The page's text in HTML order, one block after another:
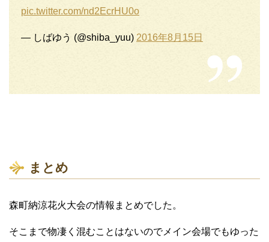
pic.twitter.com/nd2EcrHU0o
— しばゆう (@shiba_yuu) 2016年8月15日
まとめ
森町納涼花火大会の情報まとめでした。
そこまで物凄く混むことはないのでメイン会場でもゆった